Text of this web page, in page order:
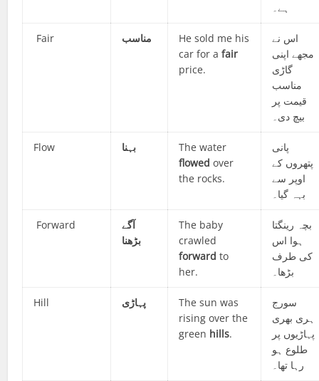
ہے۔
Fair مناسب
He sold me his
car for afair
price.
اس نے
مجھے اپنی
گاڑی
مناسب
قیمت پر
بیچ دی۔
Flow بہنا
The water
flowed over
the rocks.
پانی
پتھروں کے
اوپر سے
بہہ گیا۔
Forward
آگے
بڑھنا
The baby
crawled
forward to
her.
بچہ رینگتا
ہوا اس
کی طرف
بڑھا۔
Hill پہاڑی
The sun was
rising over the
green hills.
سورج
ہری بھری
پہاڑیوں پر
طلوع ہو
رہا تھا۔